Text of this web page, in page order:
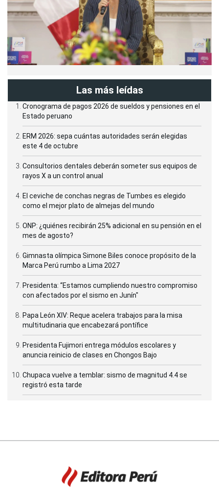
Las más leídas
Cronograma de pagos 2026 de sueldos y pensiones en el
Estado peruano
ERM 2026: sepa cuántas autoridades serán elegidas
este 4 de octubre
Consultorios dentales deberán someter sus equipos de
rayos X a un control anual
El ceviche de conchas negras de Tumbes es elegido
como el mejor plato de almejas del mundo
ONP: ¿quiénes recibirán 25% adicional en su pensión en el
mes de agosto?
Gimnasta olímpica Simone Biles conoce propósito de la
Marca Perú rumbo a Lima 2027
Presidenta: “Estamos cumpliendo nuestro compromiso
con afectados por el sismo en Junín"
Papa León XIV: Reque acelera trabajos para la misa
multitudinaria que encabezará pontífice
Presidenta Fujimori entrega módulos escolares y
anuncia reinicio de clases en Chongos Bajo
Chupaca vuelve a temblar: sismo de magnitud 4.4 se
registró esta tarde